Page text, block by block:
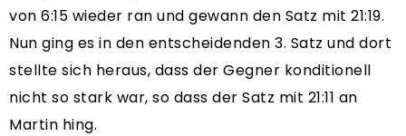
von 6:15 wieder ran und gewann den Satz mit 21:19.
Nun ging es in den entscheidenden 3. Satz und dort
stellte sich heraus, dass der Gegner konditionell
nicht so stark war, so dass der Satz mit 21:11 an
Martin hing.